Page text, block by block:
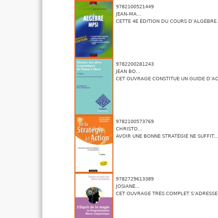
9782100521449
JEAN-MA...
CETTE 4E ÉDITION DU COURS
9782200281243
JEAN BO...
CET OUVRAGE CONSTITUE UN GUIDE
9782100573769
CHRISTO...
AVOIR UNE BONNE STRATÉGIE NE SUFFIT...
9782729613389
JOSIANE...
CET OUVRAGE TRÈS COMPLET